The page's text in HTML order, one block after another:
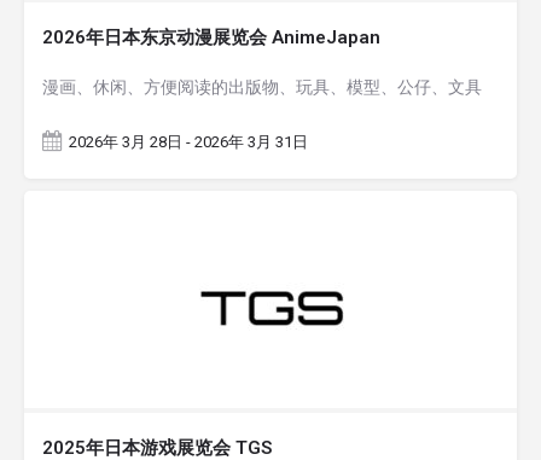
2026年日本东京动漫展览会 AnimeJapan
漫画、休闲、方便阅读的出版物、玩具、模型、公仔、文具
2026年 3月 28日 - 2026年 3月 31日
2025年日本游戏展览会 TGS